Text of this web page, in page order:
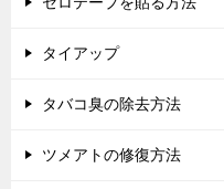
タイアップ
タバコ臭の除去方法
ツメアトの修復方法